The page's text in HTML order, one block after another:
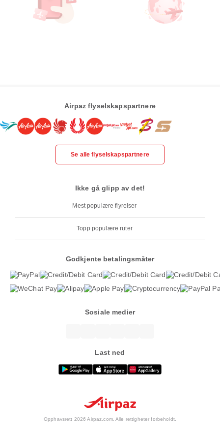
Airpaz flyselskapspartnere
Se alle flyselskapspartnere
Ikke gå glipp av det!
Mest populære flyreiser
Topp populære ruter
Godkjente betalingsmåter
Sosiale medier
Last ned
Opphavsrett 2026 Airpaz.com. Alle rettigheter forbeholdt.